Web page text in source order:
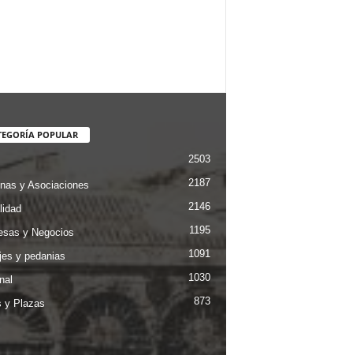
POPULAR
2503
y Asociaciones 2187
2146
y Negocios 1195
y pedanias 1091
1030
y Plazas 873